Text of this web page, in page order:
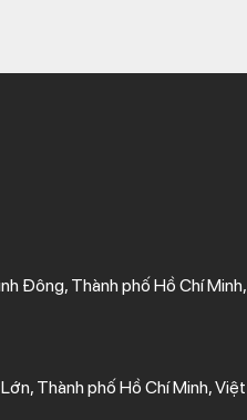
Đông, Thành phố Hồ Chí Minh,
Thành phố Hồ Chí Minh, Việt